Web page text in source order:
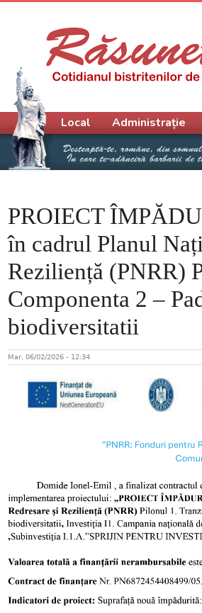
PROIECT
în cadrul Planul
Reziliență (PNRR)
Componenta 2 –
biodiversitatii
Mar, 06/02/2026 - 12:34
Meniu principal
Local Administrație